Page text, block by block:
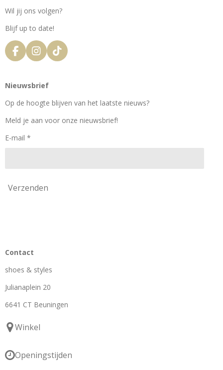
Wil jij ons volgen?
Blijf up to date!
F
a
e
o
k
I
n
t
g
a
T
i
k
Nieuwsbrief
Op de hoogte blijven van het laatste nieuws?
Meld je aan voor onze nieuwsbrief!
E-mail *
Verzenden
Contact
shoes & styles
Julianaplein 20
6641 CT Beuningen
Winkel
Openingstijden